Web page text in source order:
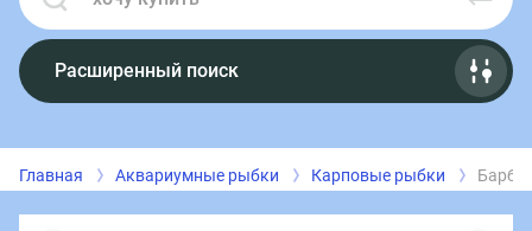
Расширенный поиск
Главная Аквариумные рыбки Карповые рыбки